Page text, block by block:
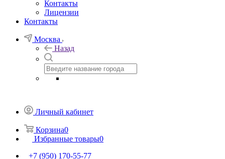
Контакты
Лицензии
Контакты
Москва
Назад
Личный кабинет
Корзина0
Избранные товары0
+7 (950) 170-55-77